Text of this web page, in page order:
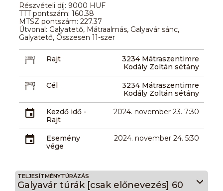
Részvételi díj: 9000 HUF
TTT pontszám: 160.38
MTSZ pontszám: 227.37
Útvonal: Galyatető, Mátraalmás, Galyavár sánc,
Galyatető, Összesen 11-szer
Rajt
3234 Mátraszentimre
Kodály Zoltán sétány
Cél
3234 Mátraszentimre
Kodály Zoltán sétány
Kezdő idő -
Rajt
2024. november 23. 7:30
Esemény
vége
2024. november 24. 5:30
TELJESÍTMÉNYTÚRÁZÁS
Galyavár túrák [csak előnevezés] 60